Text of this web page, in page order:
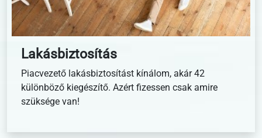
Lakásbiztosítás
Piacvezető lakásbiztosítást kínálom, akár 42
különböző kiegészítő. Azért fizessen csak amire
szüksége van!